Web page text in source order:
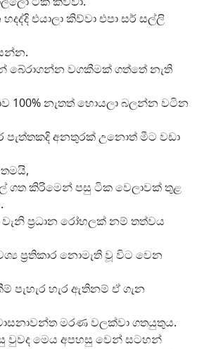
එයාලා කිව්වා එපා සර් සල්ලි
බේරාගන්න වගකීමක් ගත්තේ නැති
100% නැතත් හොයලා බලන්න වටින
පැත්තකදි අනතුරක් උනොත් මීට වඩා
ගත කිරිමෙන් පසු ටික වෙලාවක් තුළ
ප්‍රධාන රෝහලක් නම් තත්වය
ප්‍රතිකාර නොමැති වූ විට වෙන
පැහැර හැර ඇතිනම් ඒ ගැන
මරණ වලක්වා ගතයුතුය.
වුවද මෙය අපහසු වෙන් සටහන්